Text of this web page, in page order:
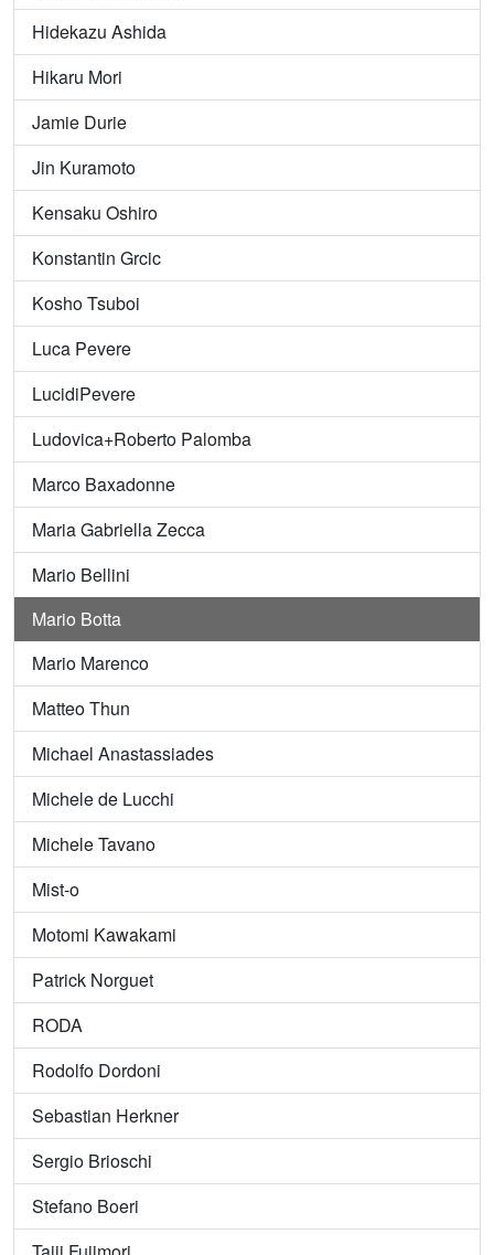
Hidekazu Ashida
Hikaru Mori
Jamie Durie
Jin Kuramoto
Kensaku Oshiro
Konstantin Grcic
Kosho Tsuboi
Luca Pevere
LucidiPevere
Ludovica+Roberto Palomba
Marco Baxadonne
Maria Gabriella Zecca
Mario Bellini
Mario Botta
Mario Marenco
Matteo Thun
Michael Anastassiades
Michele de Lucchi
Michele Tavano
Mist-o
Motomi Kawakami
Patrick Norguet
RODA
Rodolfo Dordoni
Sebastian Herkner
Sergio Brioschi
Stefano Boeri